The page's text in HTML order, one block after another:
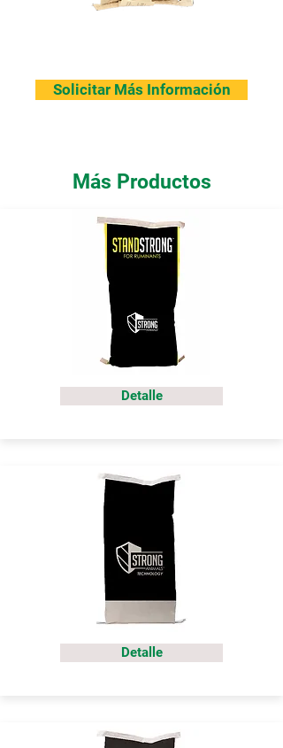
Solicitar Más Información
Más Productos
Detalle
Detalle